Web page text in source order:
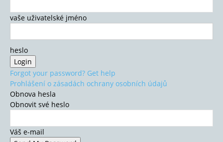
vaše uživatelské jméno
heslo
Forgot your password? Get help
Prohlášení o zásadách ochrany osobních údajů
Obnova hesla
Obnovit své heslo
Váš e-mail